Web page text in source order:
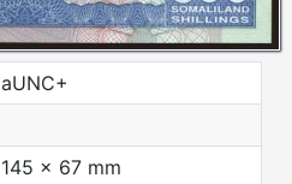
aUNC+
145 x 67 mm